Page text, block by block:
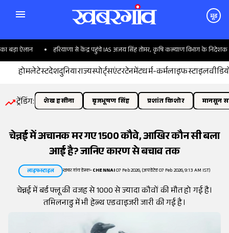
मूड
ऐलान हरियाणा से केंद्र पहुंचे IAS अजय सिंह तोमर, कृषि कल्याण विभाग के निदेशक बने
होमलेटेस्टदेशदुनियाराज्यस्पोर्ट्सएंटरटेनमेंटधर्म-कर्मलाइफस्टाइल
ट्रेंडिंग: शेख हसीना बृजभूषण सिंह प्रशांत किशोर मानसून
चेन्नई में अचानक मर गए 1500 कौवे, आखिर कौन सी बला
आई है? जानिए कारण से बचाव तक
लाइफस्टाइल खबरगांव डेस्क•CHENNAI07 Feb 2026, (अपडेटेड 07 Feb 2026, 9:13 AM IST)
चेन्नई में बर्ड फ्लू की वजह से 1000 से ज्यादा कौवों की मौत हो गई है।
तमिलनाडु में भी हेल्थ एडवाइजरी जारी की गई है।